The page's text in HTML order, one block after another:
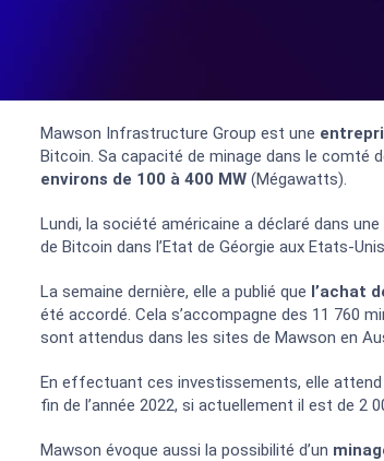
Mawson Infrastructure Group est une
Bitcoin. Sa capacité de minage dans le comté
environs de 100 à 400 MW (Mégawatts).
Lundi, la société américaine a déclaré dans
de Bitcoin dans l’Etat de Géorgie aux Etats-
La semaine dernière, elle a publié que l’achat
été accordé. Cela s’accompagne des 11 760
sont attendus dans les sites de Mawson en
En effectuant ces investissements, elle attend
fin de l’année 2022, si actuellement il est de 2
Mawson évoque aussi la possibilité d’un